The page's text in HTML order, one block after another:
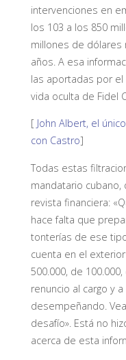
intervenciones en
los 103 a los 850
millones de dólares
años. A esa
las aportadas por el
vida oculta de Fidel
[ John Albert, el
con Castro]
Todas estas
mandatario
revista financiera:
hace falta que
tonterías de ese
cuenta en el
500.000, de
renuncio al cargo y
desempeñando.
desafío». Está no
acerca de esta